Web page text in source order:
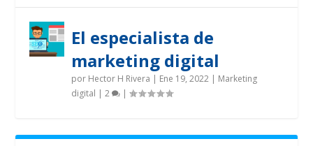
El especialista de
marketing digital
por Hector H Rivera | Ene 19, 2022 | Marketing
digital |2 |